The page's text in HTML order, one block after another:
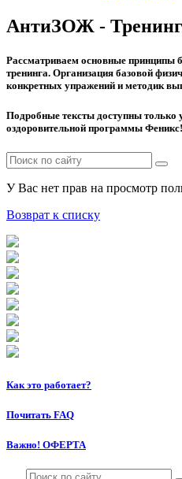
АнтиЗОЖ - Тренинг
Рассматриваем основные принципы
тренинга. Организация базовой
конкретных упражений и методик
Подробные тексты доступны только
оздоровительной программы Феникс!
У Вас нет прав на просмотр
Возврат к списку
Как это работает?
Почитать FAQ
Важно! ОФЕРТА